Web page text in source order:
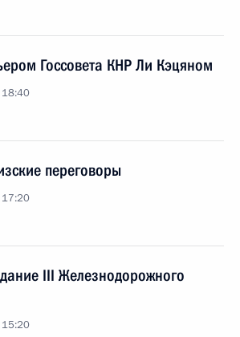
Госсовета КНР Ли Кэцяном
18:40
переговоры
17:20
III Железнодорожного
15:20